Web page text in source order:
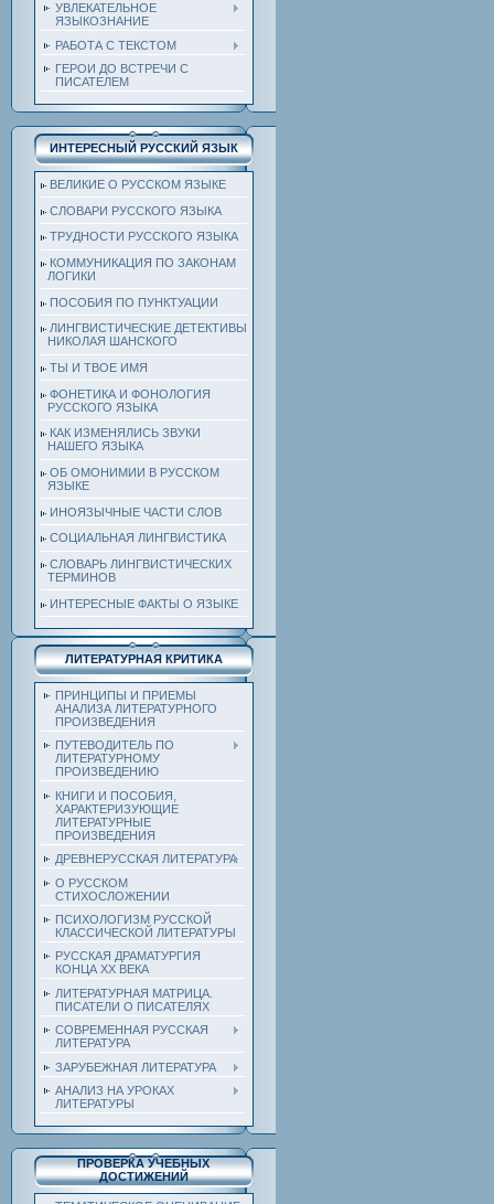
УВЛЕКАТЕЛЬНОЕ
ЯЗЫКОЗНАНИЕ
РАБОТА С ТЕКСТОМ
ГЕРОИ ДО ВСТРЕЧИ С
ПИСАТЕЛЕМ
ИНТЕРЕСНЫЙ РУССКИЙ ЯЗЫК
ВЕЛИКИЕ О РУССКОМ ЯЗЫКЕ
СЛОВАРИ РУССКОГО ЯЗЫКА
ТРУДНОСТИ РУССКОГО ЯЗЫКА
КОММУНИКАЦИЯ ПО ЗАКОНАМ
ЛОГИКИ
ПОСОБИЯ ПО ПУНКТУАЦИИ
ЛИНГВИСТИЧЕСКИЕ ДЕТЕКТИВЫ
НИКОЛАЯ ШАНСКОГО
ТЫ И ТВОЕ ИМЯ
ФОНЕТИКА И ФОНОЛОГИЯ
РУССКОГО ЯЗЫКА
КАК ИЗМЕНЯЛИСЬ ЗВУКИ
НАШЕГО ЯЗЫКА
ОБ ОМОНИМИИ В РУССКОМ
ЯЗЫКЕ
ИНОЯЗЫЧНЫЕ ЧАСТИ СЛОВ
СОЦИАЛЬНАЯ ЛИНГВИСТИКА
СЛОВАРЬ ЛИНГВИСТИЧЕСКИХ
ТЕРМИНОВ
ИНТЕРЕСНЫЕ ФАКТЫ О ЯЗЫКЕ
ЛИТЕРАТУРНАЯ КРИТИКА
ПРИНЦИПЫ И ПРИЕМЫ
АНАЛИЗА ЛИТЕРАТУРНОГО
ПРОИЗВЕДЕНИЯ
ПУТЕВОДИТЕЛЬ ПО
ЛИТЕРАТУРНОМУ
ПРОИЗВЕДЕНИЮ
КНИГИ И ПОСОБИЯ,
ХАРАКТЕРИЗУЮЩИЕ
ЛИТЕРАТУРНЫЕ
ПРОИЗВЕДЕНИЯ
ДРЕВНЕРУССКАЯ ЛИТЕРАТУРА
О РУССКОМ
СТИХОСЛОЖЕНИИ
ПСИХОЛОГИЗМ РУССКОЙ
КЛАССИЧЕСКОЙ ЛИТЕРАТУРЫ
РУССКАЯ ДРАМАТУРГИЯ
КОНЦА ХХ ВЕКА
ЛИТЕРАТУРНАЯ МАТРИЦА.
ПИСАТЕЛИ О ПИСАТЕЛЯХ
СОВРЕМЕННАЯ РУССКАЯ
ЛИТЕРАТУРА
ЗАРУБЕЖНАЯ ЛИТЕРАТУРА
АНАЛИЗ НА УРОКАХ
ЛИТЕРАТУРЫ
ПРОВЕРКА УЧЕБНЫХ
ДОСТИЖЕНИЙ